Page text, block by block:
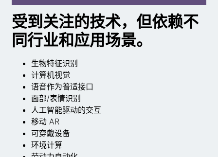
受到关注的技术，但依赖不
同行业和应用场景。
生物特征识别
计算机视觉
语音作为普适接口
面部/表情识别
人工智能驱动的交互
移动 AR
可穿戴设备
环境计算